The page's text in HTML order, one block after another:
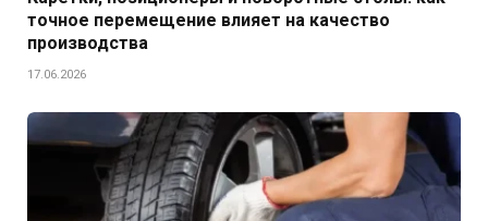
точное перемещение влияет на качество
производства
17.06.2026